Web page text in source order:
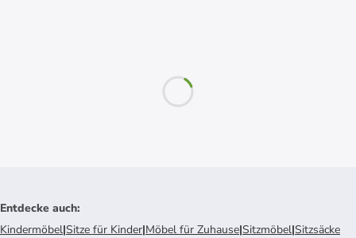
Entdecke auch:
Kindermöbel|Sitze für Kinder|Möbel für Zuhause|Sitzmöbel|Sitzsäcke